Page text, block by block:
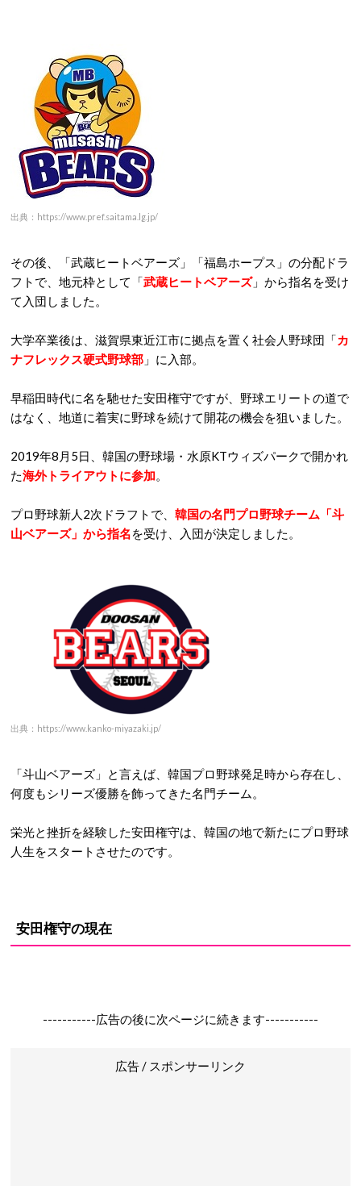
出典：https://www.pref.saitama.lg.jp/
その後、「武蔵ヒートベアーズ」「福島ホープス」の分配ドラ
フトで、地元枠として「武蔵ヒートベアーズ」から指名を受け
て入団しました。
大学卒業後は、滋賀県東近江市に拠点を置く社会人野球団「カ
ナフレックス硬式野球部 」に入部。
早稲田時代に名を馳せた安田権守ですが、野球エリートの道で
はなく、地道に着実に野球を続けて開花の機会を狙いました。
2019年8月5日、韓国の野球場・水原KTウィズパークで開かれ
た海外トライアウトに参加。
プロ野球新人2次ドラフトで、 韓国の名門プロ野球チーム 「斗
山ベアーズ」から指名を受け、入団が決定しました。
出典：https://www.kanko-miyazaki.jp/
「斗山ベアーズ」と言えば、韓国プロ野球発足時から存在し、
何度もシリーズ優勝を飾ってきた名門チーム。
栄光と挫折を経験した安田権守は、韓国の地で新たにプロ野球
人生をスタートさせたのです。
安田権守の現在
-----------広告の後に次ページに続きます-----------
広告 / スポンサーリンク